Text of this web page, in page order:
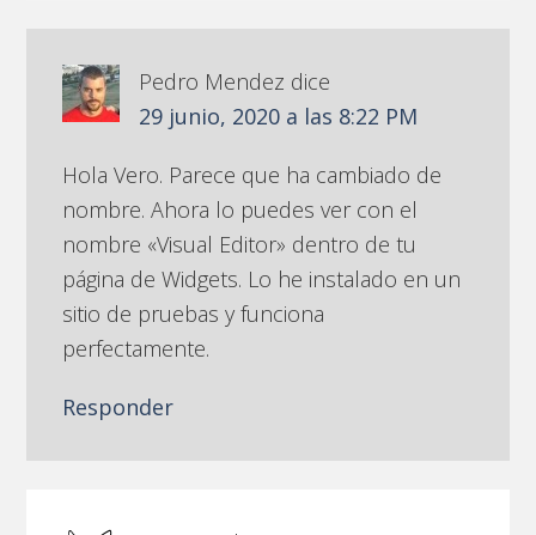
Pedro Mendez dice
29 junio, 2020 a las 8:22 PM
Hola Vero. Parece que ha cambiado de
nombre. Ahora lo puedes ver con el
nombre «Visual Editor» dentro de tu
página de Widgets. Lo he instalado en un
sitio de pruebas y funciona
perfectamente.
Responder